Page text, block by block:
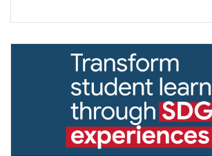
kapsamında desteklenmeye hak kazandı.